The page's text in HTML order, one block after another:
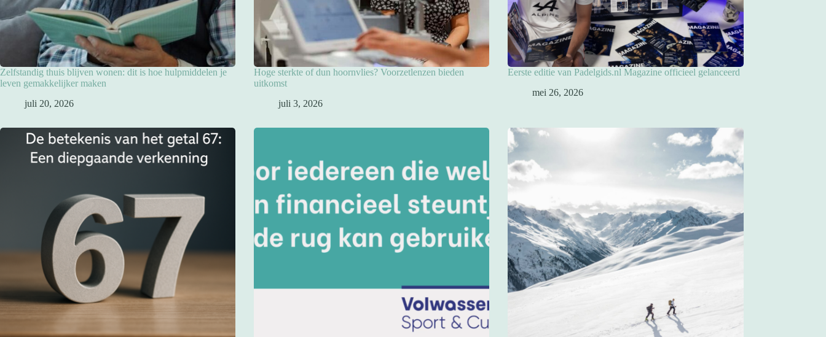
Zelfstandig thuis blijven wonen: dit is hoe hulpmiddelen je
leven gemakkelijker maken
juli 20, 2026
Hoge sterkte of dun hoornvlies? Voorzetlenzen bieden
uitkomst
juli 3, 2026
Eerste editie van Padelgids.nl Magazine officieel gelanceerd
mei 26, 2026